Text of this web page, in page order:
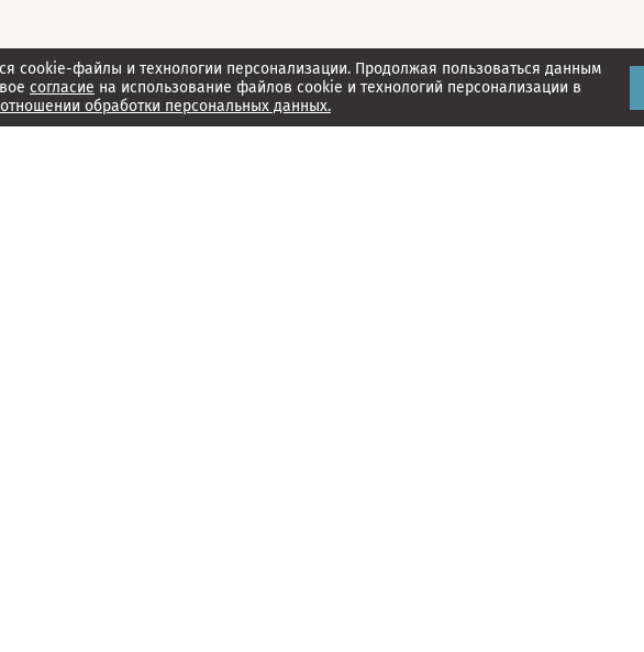
cookie-файлы и технологии персонализации. Продолжая пользоваться данным
согласие на использование файлов cookie и технологий персонализации в
обработки персональных данных.